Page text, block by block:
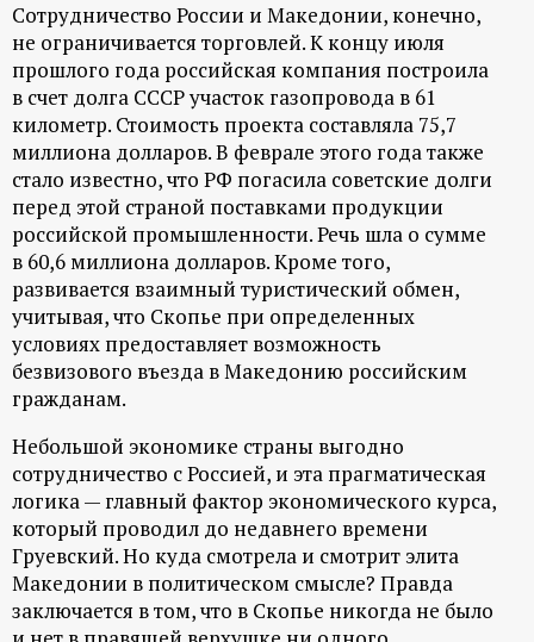
Сотрудничество России и Македонии, конечно,
не ограничивается торговлей. К концу июля
прошлого года российская компания построила
в счет долга СССР участок газопровода в 61
километр. Стоимость проекта составляла 75,7
миллиона долларов. В феврале этого года также
стало известно, что РФ погасила советские долги
перед этой страной поставками продукции
российской промышленности. Речь шла о сумме
в 60,6 миллиона долларов. Кроме того,
развивается взаимный туристический обмен,
учитывая, что Скопье при определенных
условиях предоставляет возможность
безвизового въезда в Македонию российским
гражданам.
Небольшой экономике страны выгодно
сотрудничество с Россией, и эта прагматическая
логика — главный фактор экономического курса,
который проводил до недавнего времени
Груевский. Но куда смотрела и смотрит элита
Македонии в политическом смысле? Правда
заключается в том, что в Скопье никогда не было